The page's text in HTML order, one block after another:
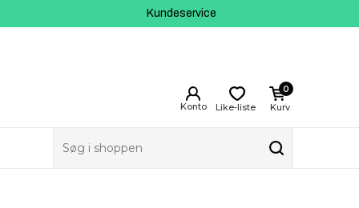
Kundeservice
Kurv
0
Like-liste